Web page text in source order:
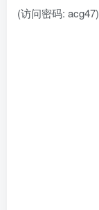
(访问密码: acg47)